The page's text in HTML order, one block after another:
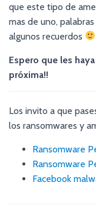
que este tipo de
mas de uno,
algunos recuerdos
Espero que les
próxima!!
Los invito a que
los ransomwares y
Ransomware
Ransomware
Facebook